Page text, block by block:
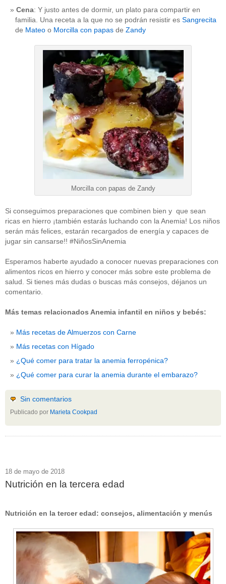
Cena: Y justo antes de dormir, un plato para compartir en
familia. Una receta a la que no se podrán resistir es Sangrecita
de Mateo o Morcilla con papas de Zandy
Morcilla con papas de Zandy
Si conseguimos preparaciones que combinen bien y que sean
ricas en hierro ¡también estarás luchando con la Anemia! Los niños
serán más felices, estarán recargados de energía y capaces de
jugar sin cansarse!! #NiñosSinAnemia
Esperamos haberte ayudado a conocer nuevas preparaciones con
alimentos ricos en hierro y conocer más sobre este problema de
salud. Si tienes más dudas o buscas más consejos, déjanos un
comentario.
Más temas relacionados Anemia infantil en niños y bebés:
Más recetas de Almuerzos con Carne
Más recetas con Hígado
¿Qué comer para tratar la anemia ferropénica?
¿Qué comer para curar la anemia durante el embarazo?
Sin comentarios
Publicado por Marieta Cookpad
18 de mayo de 2018
Nutrición en la tercera edad
Nutrición en la tercer edad: consejos, alimentación y menús